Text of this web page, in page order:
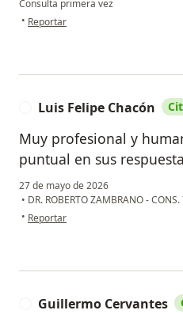
Consulta primera vez
• en opinión del usuario Jesús
Reportar
Luis Felipe Chacón
Muy profesional y
puntual en sus
27 de mayo de 2026
• DR. ROBERTO ZAMBRANO -
• en opinión del usuario Luis Felipe
Reportar
Guillermo Cervantes